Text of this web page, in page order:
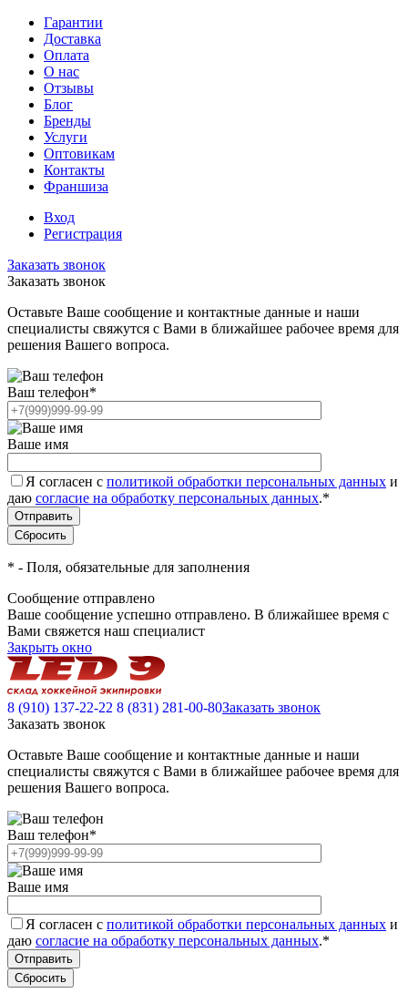
Гарантии
Доставка
Оплата
О нас
Отзывы
Блог
Бренды
Услуги
Оптовикам
Контакты
Франшиза
Вход
Регистрация
Заказать звонок
Заказать звонок
Оставьте Ваше сообщение и контактные данные и наши
специалисты свяжутся с Вами в ближайшее рабочее время для
решения Вашего вопроса.
Ваш телефон*
Ваше имя
Я согласен с политикой обработки персональных данных и
даю согласие на обработку персональных данных.*
* - Поля, обязательные для заполнения
Сообщение отправлено
Ваше сообщение успешно отправлено. В ближайшее время с
Вами свяжется наш специалист
Закрыть окно
8 (910) 137-22-22 8 (831) 281-00-80Заказать звонок
Заказать звонок
Оставьте Ваше сообщение и контактные данные и наши
специалисты свяжутся с Вами в ближайшее рабочее время для
решения Вашего вопроса.
Ваш телефон*
Ваше имя
Я согласен с политикой обработки персональных данных и
даю согласие на обработку персональных данных.*